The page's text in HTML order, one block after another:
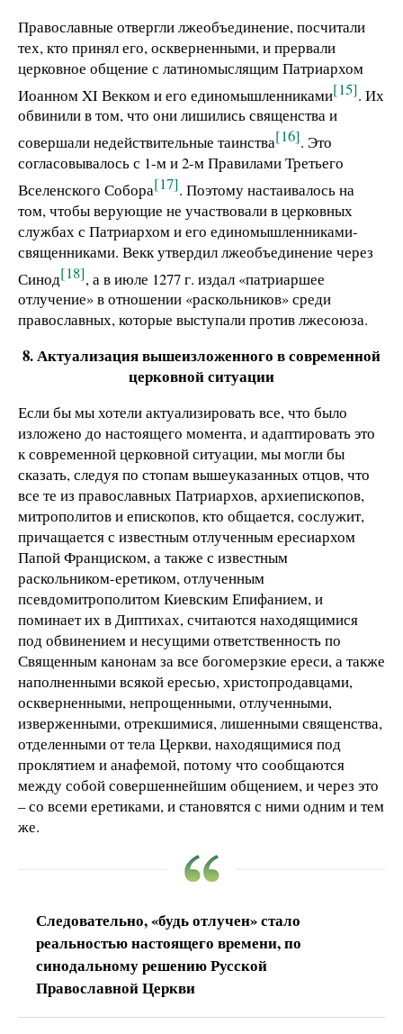
Православные отвергли лжеобъединение, посчитали
тех, кто принял его, оскверненными, и прервали
церковное общение с латиномыслящим Патриархом
Иоанном XI Векком и его единомышленниками[15]. Их
обвинили в том, что они лишились священства и
совершали недействительные таинства[16]. Это
согласовывалось с 1-м и 2-м Правилами Третьего
Вселенского Собора[17]. Поэтому настаивалось на
том, чтобы верующие не участвовали в церковных
службах с Патриархом и его единомышленниками-
священниками. Векк утвердил лжеобъединение через
Синод[18], а в июле 1277 г. издал «патриаршее
отлучение» в отношении «раскольников» среди
православных, которые выступали против лжесоюза.
8. Актуализация вышеизложенного в современной
церковной ситуации
Если бы мы хотели актуализировать все, что было
изложено до настоящего момента, и адаптировать это
к современной церковной ситуации, мы могли бы
сказать, следуя по стопам вышеуказанных отцов, что
все те из православных Патриархов, архиепископов,
митрополитов и епископов, кто общается, сослужит,
причащается с известным отлученным ересиархом
Папой Франциском, а также с известным
раскольником-еретиком, отлученным
псевдомитрополитом Киевским Епифанием, и
поминает их в Диптихах, считаются находящимися
под обвинением и несущими ответственность по
Священным канонам за все богомерзкие ереси, а также
наполненными всякой ересью, христопродавцами,
оскверненными, непрощенными, отлученными,
изверженными, отрекшимися, лишенными священства,
отделенными от тела Церкви, находящимися под
проклятием и анафемой, потому что сообщаются
между собой совершеннейшим общением, и через это
– со всеми еретиками, и становятся с ними одним и тем
же.
Следовательно, «будь отлучен» стало
реальностью настоящего времени, по
синодальному решению Русской
Православной Церкви